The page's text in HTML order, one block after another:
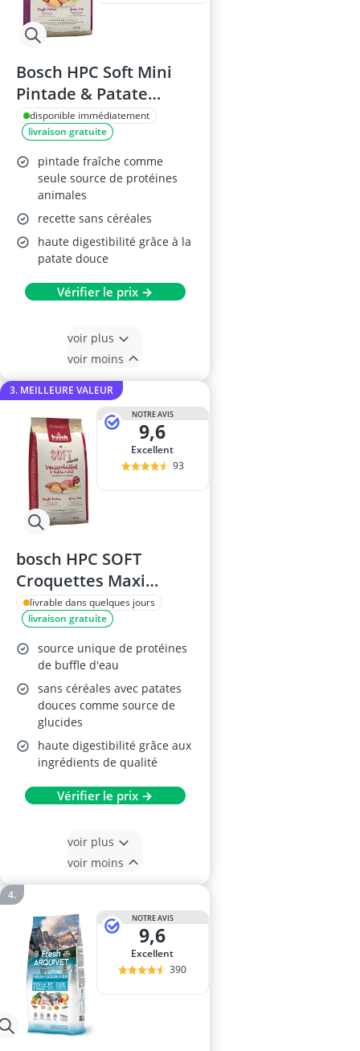
Bosch HPC Soft Mini
Pintade & Patate
Douce 2,5 kg
disponible immédiatement
livraison gratuite
pintade fraîche comme
seule source de protéines
animales
recette sans céréales
haute digestibilité grâce à la
patate douce
Vérifier le prix →
voir plus
voir moins
3. MEILLEURE VALEUR
NOTRE AVIS
9,6
Excellent
93
bosch HPC SOFT
Croquettes Maxi
Buffle et Patate Douce
livrable dans quelques jours
livraison gratuite
source unique de protéines
de buffle d'eau
sans céréales avec patates
douces comme source de
glucides
haute digestibilité grâce aux
ingrédients de qualité
Vérifier le prix →
voir plus
voir moins
NOTRE AVIS
9,6
Excellent
390